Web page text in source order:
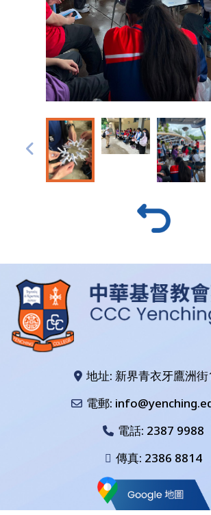
地址: 新界青衣牙鷹洲
電郵:
電話: 2387 9988
傳真: 2386 8814